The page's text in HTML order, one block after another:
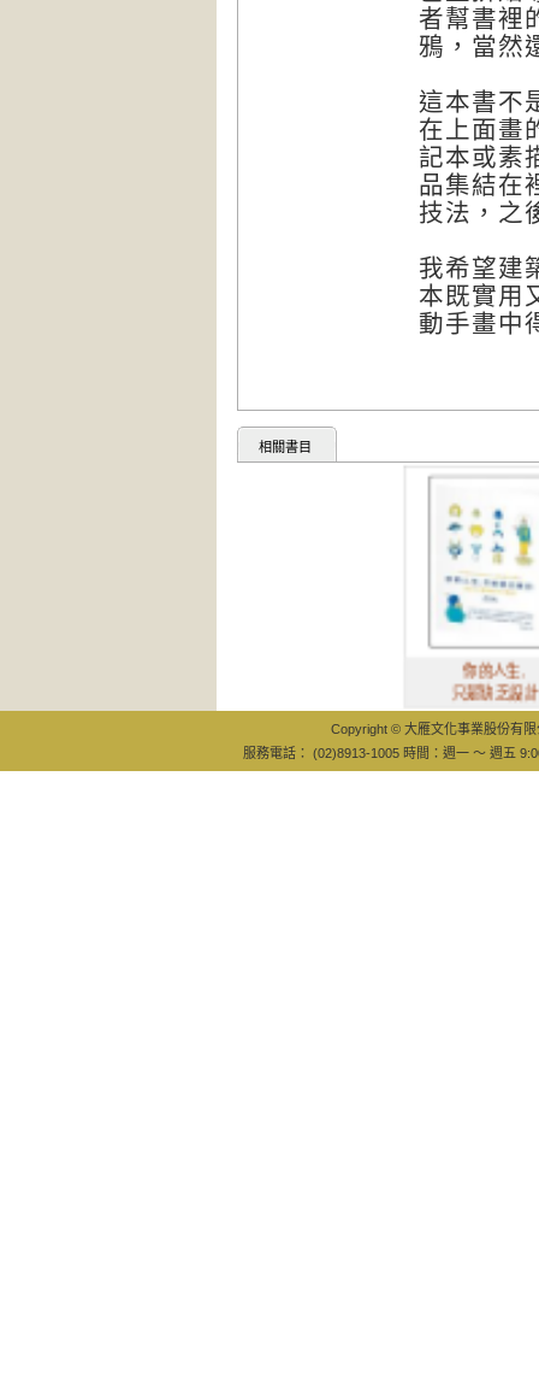
者幫書裡
鴉，當然
這本書不
在上面畫
記本或素
品集結在
技法，之
我希望建
本既實用
動手畫中
相關書目
只是缺乏設計
Copyright © 大雁文化事業股份有
服務電話： (02)8913-1005 時間：週一 ～ 週五